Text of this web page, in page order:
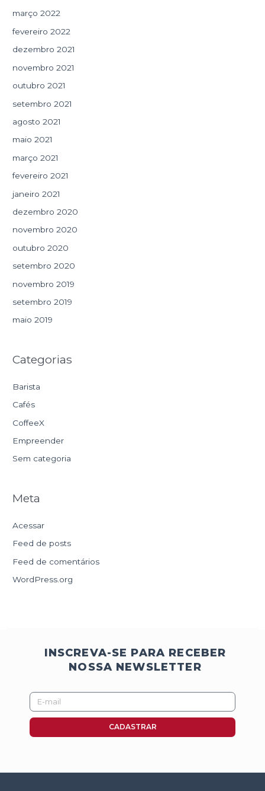
março 2022
fevereiro 2022
dezembro 2021
novembro 2021
outubro 2021
setembro 2021
agosto 2021
maio 2021
março 2021
fevereiro 2021
janeiro 2021
dezembro 2020
novembro 2020
outubro 2020
setembro 2020
novembro 2019
setembro 2019
maio 2019
Categorias
Barista
Cafés
CoffeeX
Empreender
Sem categoria
Meta
Acessar
Feed de posts
Feed de comentários
WordPress.org
INSCREVA-SE PARA RECEBER
NOSSA NEWSLETTER
E-
mail
CADASTRAR